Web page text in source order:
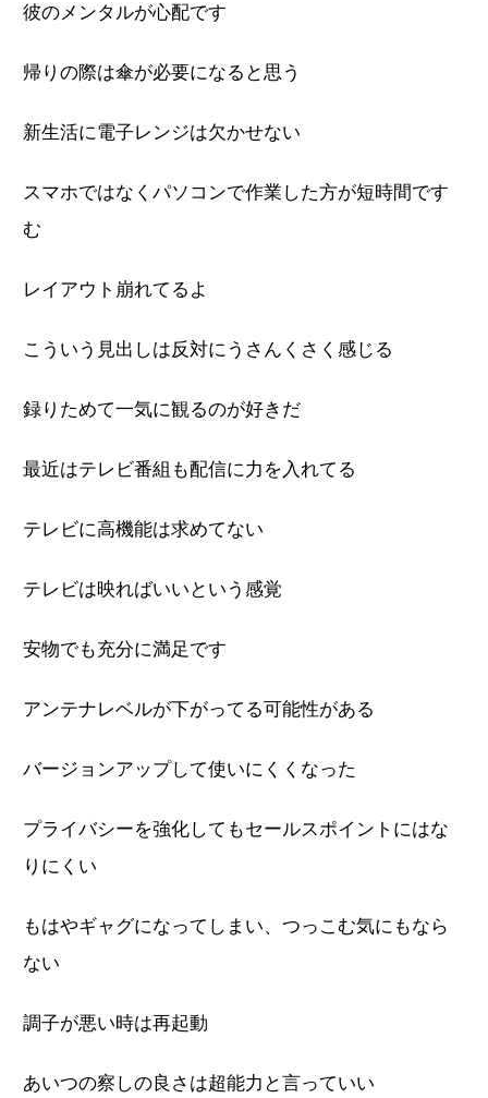
彼のメンタルが心配です
帰りの際は傘が必要になると思う
新生活に電子レンジは欠かせない
スマホではなくパソコンで作業した方が短時間です
む
レイアウト崩れてるよ
こういう見出しは反対にうさんくさく感じる
録りためて一気に観るのが好きだ
最近はテレビ番組も配信に力を入れてる
テレビに高機能は求めてない
テレビは映ればいいという感覚
安物でも充分に満足です
アンテナレベルが下がってる可能性がある
バージョンアップして使いにくくなった
プライバシーを強化してもセールスポイントにはな
りにくい
もはやギャグになってしまい、つっこむ気にもなら
ない
調子が悪い時は再起動
あいつの察しの良さは超能力と言っていい